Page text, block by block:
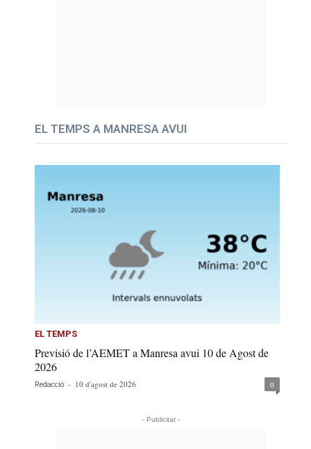
EL TEMPS A MANRESA AVUI
EL TEMPS
Previsió de l’AEMET a Manresa avui 10 de Agost de
2026
Redacció - 10 d'agost de 2026 0
- Publicitat -